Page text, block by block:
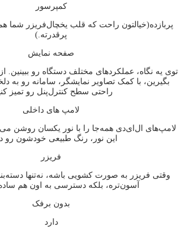
کمپرسور
پربازده(خیالتون راحت که قلب یخچال‌فریزر شما
پرقدرته.)
صفحه نمایش
توی یه نگاه، عملکردهای مختلف دستگاه رو
بگیرین، با کمک تصاویر نمایشگر، سامانه رو به
راحتی سطح کنترل‌پنل رو تمیز
لامپ های داخلی
لامپ‌های ال‌ای‌دی همه‌جا را با نور یکسان روشن
این نور، رنگ طبیعی خودشون رو
فریزر
وقتی فریزر به صورت کشویی باشه، نه‌تنها
آسون‌تره، بلکه دسترسی به اون هم
بدون برفک
دارد